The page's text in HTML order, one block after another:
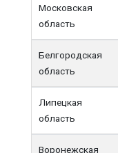
Московская
область
Белгородская
область
Липецкая
область
Воронежская